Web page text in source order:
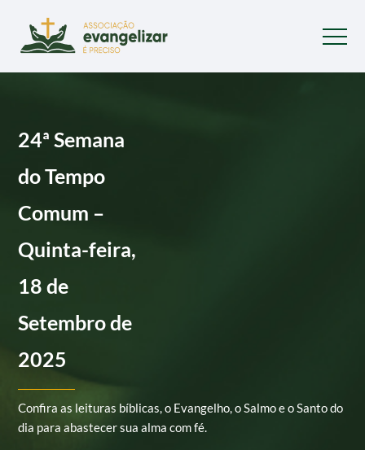
24ª Semana
do Tempo
Comum –
Quinta-feira,
18 de
Setembro de
2025
Confira as leituras bíblicas, o Evangelho, o Salmo e o Santo do
dia para abastecer sua alma com fé.